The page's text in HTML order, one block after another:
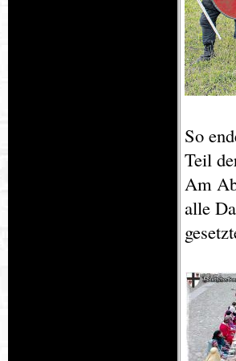
So
Teil
Am
alle